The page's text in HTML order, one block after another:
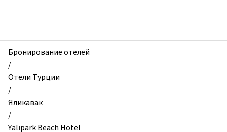
Yalıpark
Beach
Hotel,
Яликавак,
Турция
Бронирование отелей
/
Отели Турции
/
Яликавак
/
Yalıpark Beach Hotel